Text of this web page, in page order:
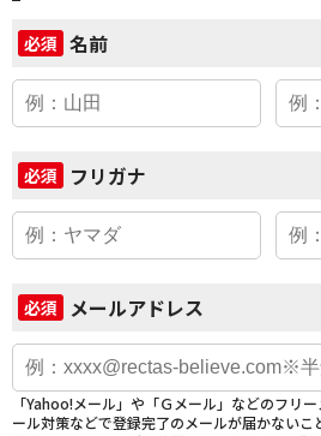
必須 名前
必須 フリガナ
必須 メールアドレス
「Yahoo!メール」や「Ｇメール」などのフリ
ール対策などで登録完了のメールが届かないこ